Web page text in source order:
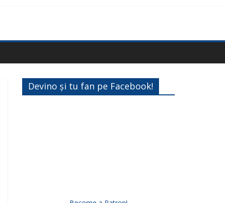
Devino și tu fan pe Facebook!